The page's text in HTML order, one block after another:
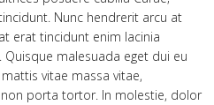
Nunc hendrerit arcu at
erat tincidunt enim lacinia
malesuada eget dui eu
vitae massa vitae,
porta tortor. In molestie, dolor